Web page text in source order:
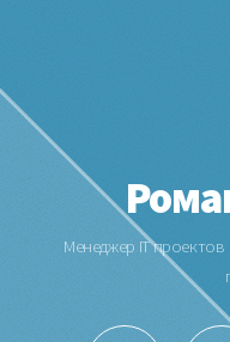
Менеджер IT проектов